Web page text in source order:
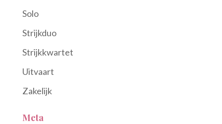
Solo
Strijkduo
Strijkkwartet
Uitvaart
Zakelijk
Meta